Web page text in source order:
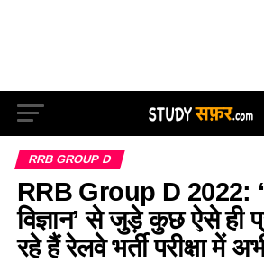
RRB GROUP D
RRB Group D 2022:
विज्ञान’ से जुड़े कुछ ऐसे ही
रहे हैं रेलवे भर्ती परीक्षा में